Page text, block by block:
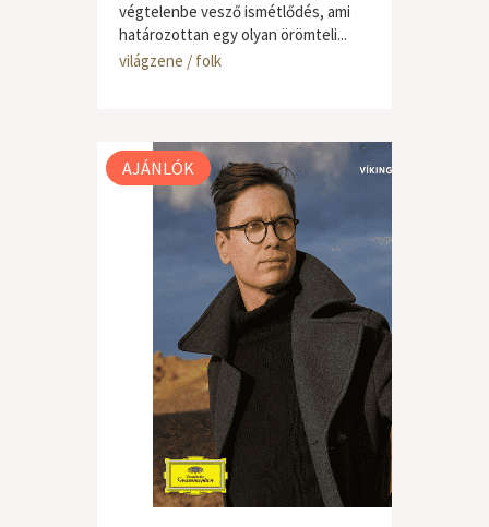
végtelenbe vesző ismétlődés, ami
határozottan egy olyan örömteli...
világzene / folk
AJÁNLÓK